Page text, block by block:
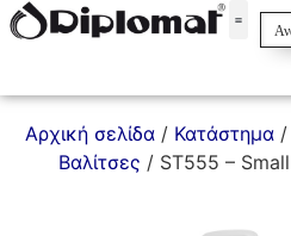
Αρχική σελίδα/ Κατάστημα/
Βαλίτσες / ST555 –